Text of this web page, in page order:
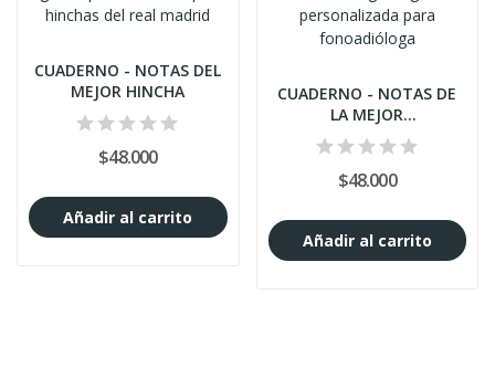
CUADERNO - NOTAS DEL
MEJOR HINCHA
$48.000
Añadir al carrito
CUADERNO - NOTAS DE
LA MEJOR
FONOAUDIÓLOGA
$48.000
Añadir al carrito